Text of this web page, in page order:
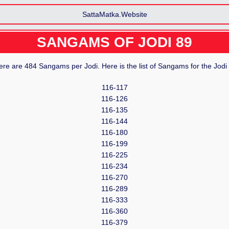
SattaMatka.Website
SANGAMS OF JODI 89
are 484 Sangams per Jodi. Here is the list of Sangams for the Jodi
116-117
116-126
116-135
116-144
116-180
116-199
116-225
116-234
116-270
116-289
116-333
116-360
116-379